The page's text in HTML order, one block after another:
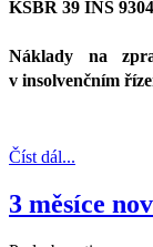
KSBR 39 INS
Náklady na
v insolvenčním
Číst dál...
3 měsíce